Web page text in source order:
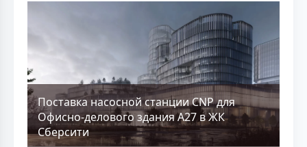
Поставка насосной станции CNP для
Офисно-делового здания А27 в ЖК
Сберсити